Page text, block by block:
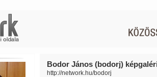
Bodor János (bodorj)
http://network.hu/bodorj